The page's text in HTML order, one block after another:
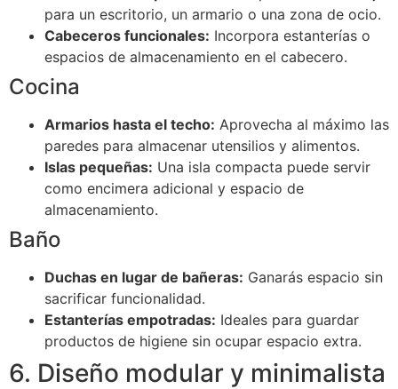
para un escritorio, un armario o una zona de ocio.
Cabeceros funcionales: Incorpora estanterías o
espacios de almacenamiento en el cabecero.
Cocina
Armarios hasta el techo: Aprovecha al máximo las
paredes para almacenar utensilios y alimentos.
Islas pequeñas: Una isla compacta puede servir
como encimera adicional y espacio de
almacenamiento.
Baño
Duchas en lugar de bañeras: Ganarás espacio sin
sacrificar funcionalidad.
Estanterías empotradas: Ideales para guardar
productos de higiene sin ocupar espacio extra.
6. Diseño modular y minimalista